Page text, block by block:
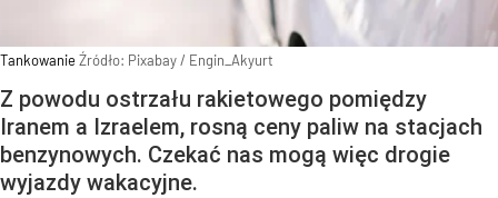
TankowanieŹródło: Pixabay/ Engin_Akyurt
Z powodu ostrzału rakietowego pomiędzy
Iranem a Izraelem, rosną ceny paliw na stacjach
benzynowych. Czekać nas mogą więc drogie
wyjazdy wakacyjne.